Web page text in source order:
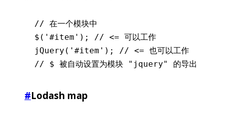
// 在一个模块中
$ ( '#item' );
// <= 可以工作
jQuery ( '#item' );
// <= 也可以工作
// $ 被自动设置为模块 "jquery" 的导出
#Lodash map